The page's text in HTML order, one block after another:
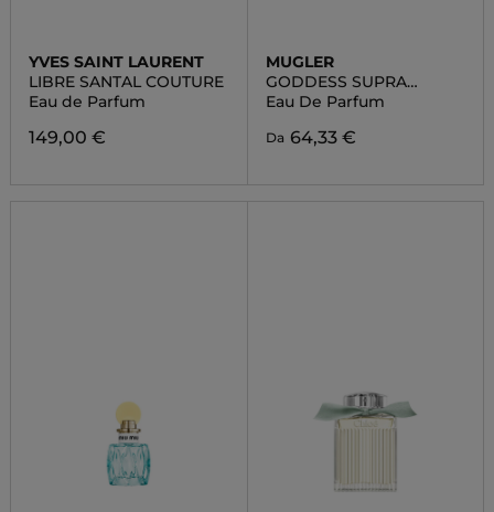
YVES SAINT LAURENT
LIBRE SANTAL COUTURE
Eau de Parfum
149,00 €
MUGLER
GODDESS SUPRA
FLORALE
Eau De Parfum
Da 64,33 €